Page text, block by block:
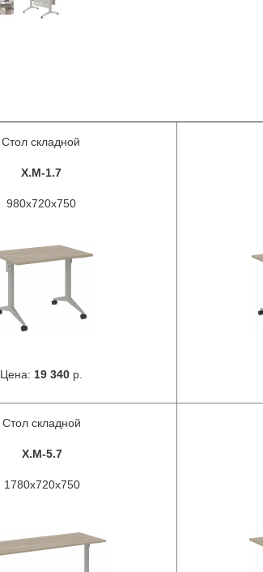
Стол складной
X.M-1.7
980х720х750
Цена: 19 340р.
Стол складной
X.M-5.7
1780х720х750